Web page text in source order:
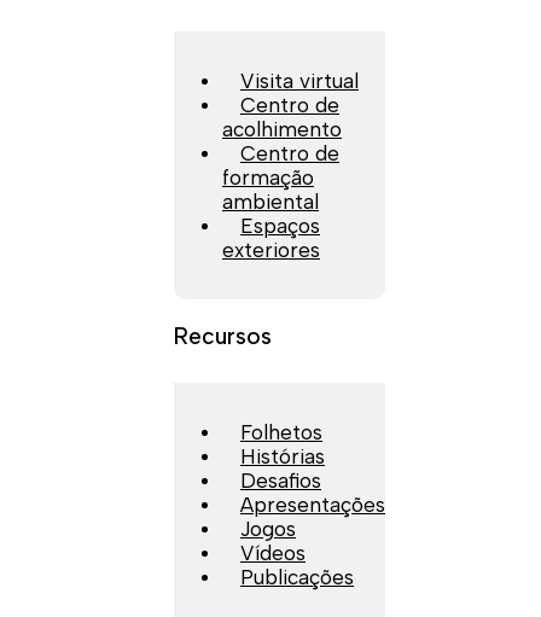
Visita virtual
Centro de
acolhimento
Centro de
formação
ambiental
Espaços
exteriores
Recursos
Folhetos
Histórias
Desafios
Apresentações
Jogos
Vídeos
Publicações